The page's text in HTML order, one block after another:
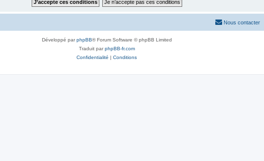
Nous contacter
Développé parphpBB® Forum Software © phpBB Limited
Traduit parphpBB-fr.com
Confidentialité | Conditions